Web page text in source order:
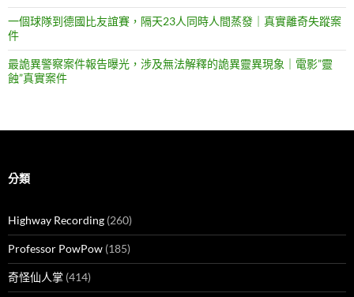
一個球隊到德國比友誼賽，隔天23人同時人間蒸發｜真實離奇失蹤案
件
最詭異警察案件報告曝光，涉及無法解釋的詭異靈異現象｜電影”靈
蝕”真實案件
分類
Highway Recording (260)
Professor PowPow (185)
奇怪仙人掌 (414)